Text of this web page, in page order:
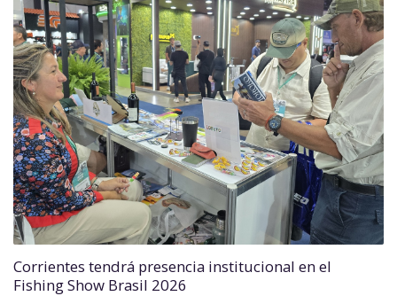
Corrientes tendrá presencia institucional en el
Fishing Show Brasil 2026